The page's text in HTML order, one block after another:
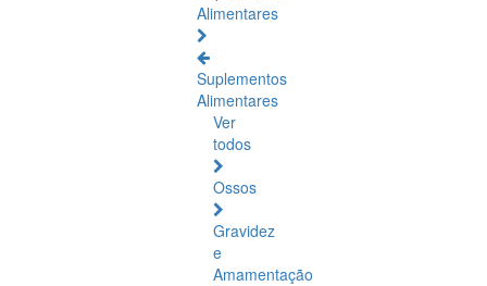
Alimentares
Suplementos
Alimentares
Ver
todos
Ossos
Gravidez
e
Amamentação